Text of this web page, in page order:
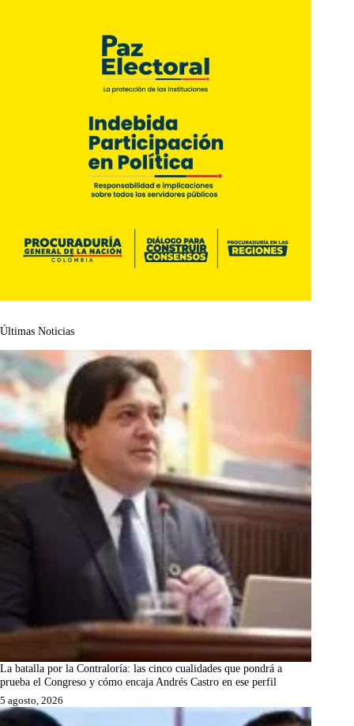
Últimas Noticias
La batalla por la Contraloría: las cinco cualidades que pondrá a
prueba el Congreso y cómo encaja Andrés Castro en ese perfil
5 agosto, 2026